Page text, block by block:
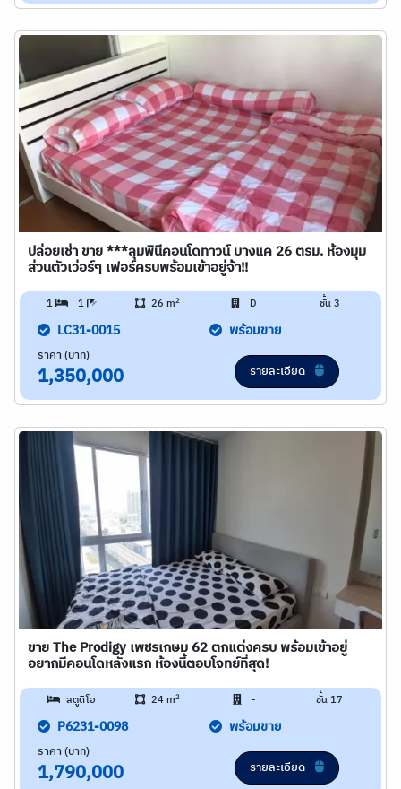
ปล่อยเช่า ขาย ***ลุมพินีคอนโดทาวน์ บางแค 26 ตรม. ห้องมุม
ส่วนตัวเว่อร์ๆ เฟอร์ครบพร้อมเข้าอยู่จ้า!!
1 1 26 m2 D ชั้น 3
LC31-0015 พร้อมขาย
ราคา (บาท)
1,350,000 รายละเอียด
ขาย The Prodigy เพชรเกษม 62 ตกแต่งครบ พร้อมเข้าอยู่
อยากมีคอนโดหลังแรก ห้องนี้ตอบโจทย์ที่สุด!
สตูดิโอ 24 m2 - ชั้น 17
P6231-0098 พร้อมขาย
ราคา (บาท)
1,790,000 รายละเอียด